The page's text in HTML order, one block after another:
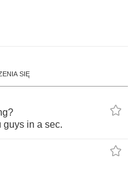
SIĘ
?
guys in a sec.